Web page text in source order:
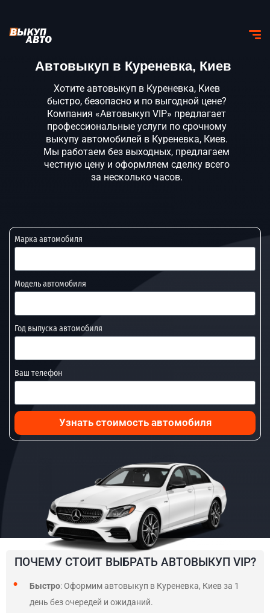
Автовыкуп в Куреневка, Киев
Хотите автовыкуп в Куреневка, Киев
быстро, безопасно и по выгодной цене?
Компания «Автовыкуп VIP» предлагает
профессиональные услуги по срочному
выкупу автомобилей в Куреневка, Киев.
Мы работаем без выходных, предлагаем
честную цену и оформляем сделку всего
за несколько часов.
Марка автомобиля
Модель автомобиля
Год выпуска автомобиля
Ваш телефон
Узнать стоимость автомобиля
ПОЧЕМУ СТОИТ ВЫБРАТЬ АВТОВЫКУП VIP?
Быстро: Оформим автовыкуп в Куреневка, Киев за 1
день без очередей и ожиданий.